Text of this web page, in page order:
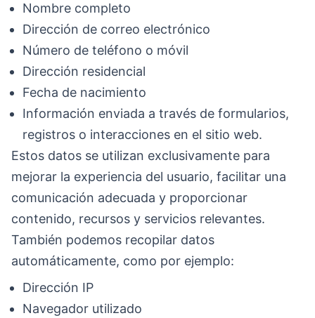
Nombre completo
Dirección de correo electrónico
Número de teléfono o móvil
Dirección residencial
Fecha de nacimiento
Información enviada a través de formularios,
registros o interacciones en el sitio web.
Estos datos se utilizan exclusivamente para
mejorar la experiencia del usuario, facilitar una
comunicación adecuada y proporcionar
contenido, recursos y servicios relevantes.
También podemos recopilar datos
automáticamente, como por ejemplo:
Dirección IP
Navegador utilizado